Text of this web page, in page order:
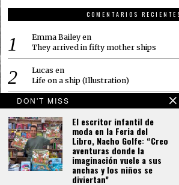
COMENTARIOS
Emma Baileyen
They arrived in fifty mother ships
Lucas en
Life on a ship (Illustration)
Emma Bailey
©2026
— All rights
DON'T MISS
El escritor infantil de
moda en la Feria del
Libro, Nacho Golfe: “Creo
aventuras donde la
imaginación vuele a sus
anchas y los niños se
diviertan”